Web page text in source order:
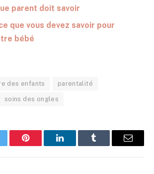
parent doit savoir
que vous devez savoir pour
bébé
des enfants parentalité
soins des ongles
Pinterest LinkedInTumblr
E-